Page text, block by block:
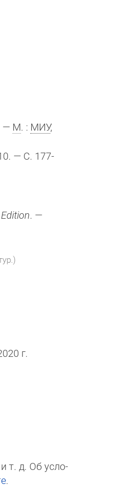
— М. : МИУ,
— С. 177-
. —
г.
и т. д. Об ус­ло­
.